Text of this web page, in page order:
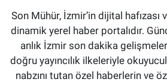
Son Mühür, İzmir’in dijital hafızası
dinamik yerel haber portalıdır.
anlık İzmir son dakika
doğru yayıncılık ilkeleriyle
nabzını tutan özel haberlerin ve